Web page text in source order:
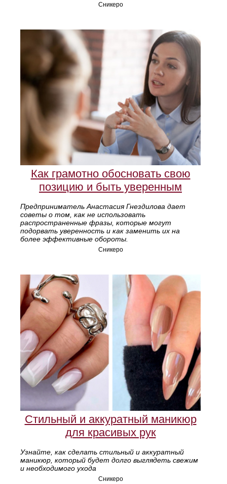
Сникеро
Как грамотно обосновать свою
позицию и быть уверенным
Предприниматель Анастасия Гнездилова дает
советы о том, как не использовать
распространенные фразы, которые могут
подорвать уверенность и как заменить их на
более эффективные обороты.
Сникеро
Стильный и аккуратный маникюр
для красивых рук
Узнайте, как сделать стильный и аккуратный
маникюр, который будет долго выглядеть свежим
и необходимого ухода
Сникеро